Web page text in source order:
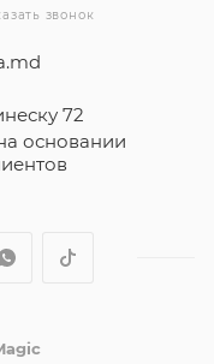
звонок
72
основании